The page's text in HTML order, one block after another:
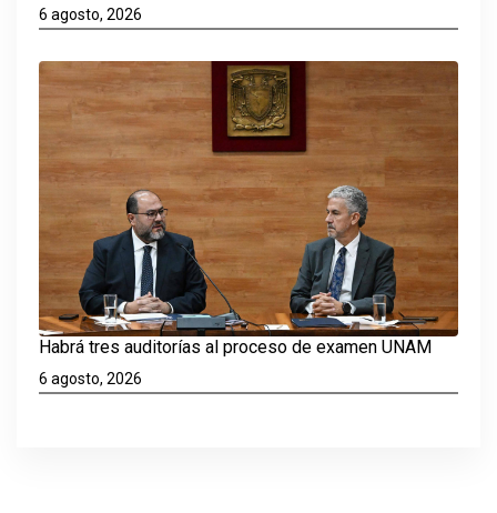
6 agosto, 2026
Habrá tres auditorías al proceso de examen UNAM
6 agosto, 2026